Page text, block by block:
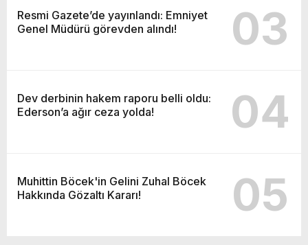
Resmi Gazete’de yayınlandı: Emniyet
Genel Müdürü görevden alındı!
03
Dev derbinin hakem raporu belli oldu:
Ederson’a ağır ceza yolda!
04
Muhittin Böcek'in Gelini Zuhal Böcek
Hakkında Gözaltı Kararı!
05